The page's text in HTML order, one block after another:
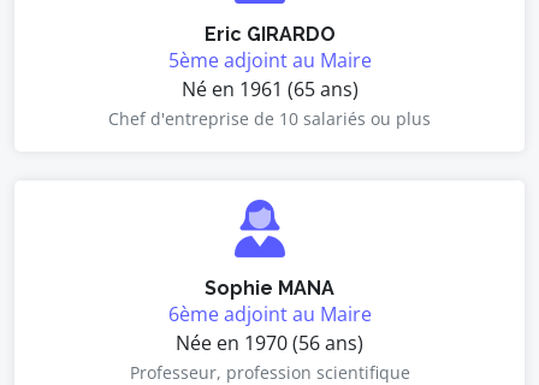
Eric GIRARDO
5ème adjoint au Maire
Né en 1961 (65 ans)
Chef d'entreprise de 10 salariés ou plus
Sophie MANA
6ème adjoint au Maire
Née en 1970 (56 ans)
Professeur, profession scientifique